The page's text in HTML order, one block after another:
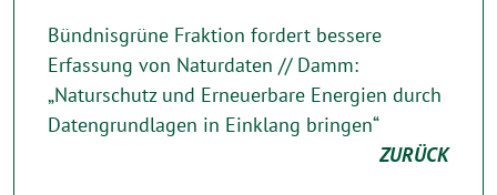
Bündnisgrüne Fraktion fordert bessere
Erfassung von Naturdaten // Damm:
„Naturschutz und Erneuerbare Energien durch
Datengrundlagen in Einklang bringen“
ZURÜCK